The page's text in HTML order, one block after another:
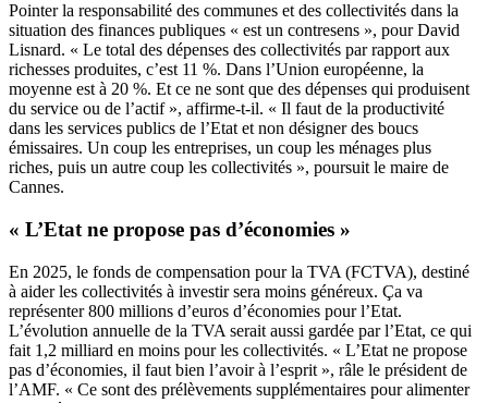
Pointer la responsabilité des communes et des collectivités dans la
situation des finances publiques « est un contresens », pour David
Lisnard. « Le total des dépenses des collectivités par rapport aux
richesses produites, c’est 11 %. Dans l’Union européenne, la
moyenne est à 20 %. Et ce ne sont que des dépenses qui produisent
du service ou de l’actif », affirme-t-il. « Il faut de la productivité
dans les services publics de l’Etat et non désigner des boucs
émissaires. Un coup les entreprises, un coup les ménages plus
riches, puis un autre coup les collectivités », poursuit le maire de
Cannes.
« L’Etat ne propose pas d’économies »
En 2025, le fonds de compensation pour la TVA (FCTVA), destiné
à aider les collectivités à investir sera moins généreux. Ça va
représenter 800 millions d’euros d’économies pour l’Etat.
L’évolution annuelle de la TVA serait aussi gardée par l’Etat, ce qui
fait 1,2 milliard en moins pour les collectivités. « L’Etat ne propose
pas d’économies, il faut bien l’avoir à l’esprit », râle le président de
l’AMF. « Ce sont des prélèvements supplémentaires pour alimenter